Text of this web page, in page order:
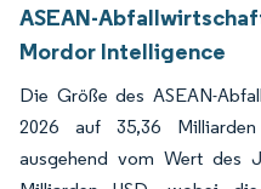
ASEAN-
Mordor Intelligence
Die Größe des ASEAN-
2026 auf 35,36
ausgehend vom Wert des